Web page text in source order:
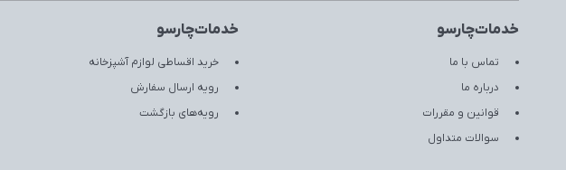
خدمات‌چارسو
تماس با ما
درباره ما
قوانین و مقررات
سوالات متداول
خدمات‌چارسو
خرید اقساطی لوازم آشپزخانه
رویه ارسال سفارش
رویه‌های بازگشت